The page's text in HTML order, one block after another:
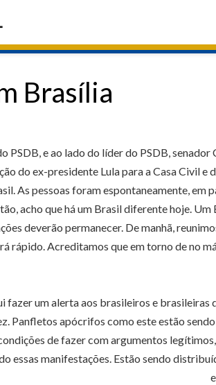
Brasília
PSDB, e ao lado do líder do PSDB,
do ex-presidente Lula para a Casa Civil e
As pessoas foram espontaneamente, em
acho que há um Brasil diferente hoje.
deverão permanecer. De manhã,
rápido. Acreditamos que em torno de no
fazer um alerta aos brasileiros e brasileiras
Panfletos apócrifos como este estão
de fazer com argumentos
essas manifestações. Estão sendo